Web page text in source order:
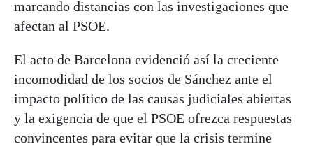
marcando distancias con las investigaciones que
afectan al PSOE.
El acto de Barcelona evidenció así la creciente
incomodidad de los socios de Sánchez ante el
impacto político de las causas judiciales abiertas
y la exigencia de que el PSOE ofrezca respuestas
convincentes para evitar que la crisis termine